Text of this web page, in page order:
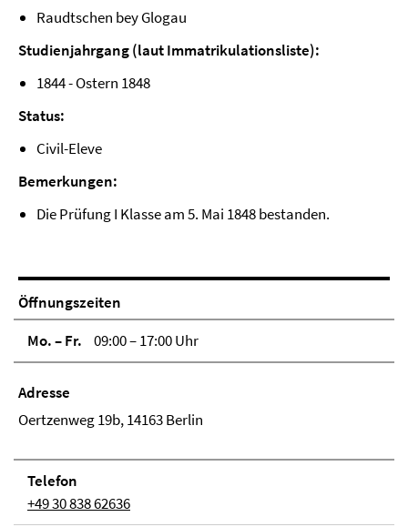
Raudtschen bey Glogau
Studienjahrgang (laut Immatrikulationsliste):
1844 - Ostern 1848
Status:
Civil-Eleve
Bemerkungen:
Die Prüfung I Klasse am 5. Mai 1848 bestanden.
Öffnungszeiten
Mo. – Fr.
09:00 – 17:00 Uhr
Adresse
Oertzenweg 19b, 14163 Berlin
Telefon
+49 30 838 62636